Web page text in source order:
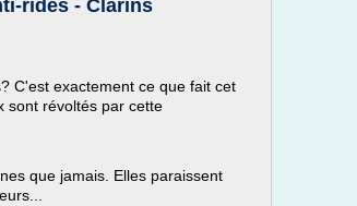
rides - Clarins
C'est exactement ce que fait cet
sont révoltés par cette
que jamais. Elles paraissent